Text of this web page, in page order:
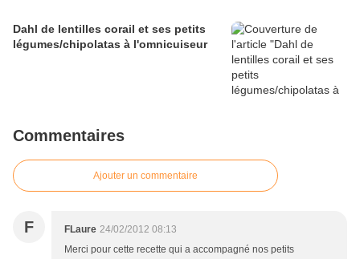
Dahl de lentilles corail et ses petits
légumes/chipolatas à l'omnicuiseur
Commentaires
Ajouter un commentaire
F FLaure 24/02/2012 08:13
Merci pour cette recette qui a accompagné nos petits